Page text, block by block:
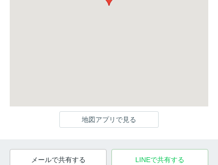
地図アプリで見る
メールで共有する LINEで共有する